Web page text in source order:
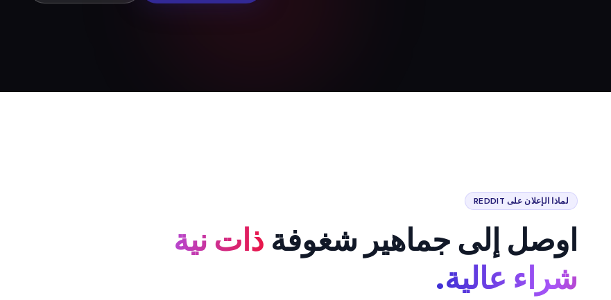
لماذا الإعلان على REDDIT
اوصل إلى جماهير شغوفة ذات نية
شراء عالية.